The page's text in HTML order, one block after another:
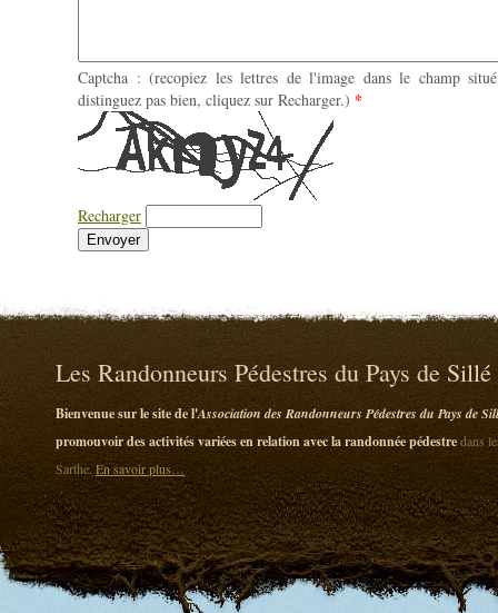
Captcha : (recopiez les lettres de l'image dans le champ
distinguez pas bien, cliquez sur Recharger.) *
Recharger
Les Randonneurs Pédestres du Pays de Sillé
Bienvenue sur le site de l'Association des Randonneurs Pédestres du Pays de
promouvoir des activités variées en relation avec la randonnée pédestredans
Sarthe.En savoir plus…